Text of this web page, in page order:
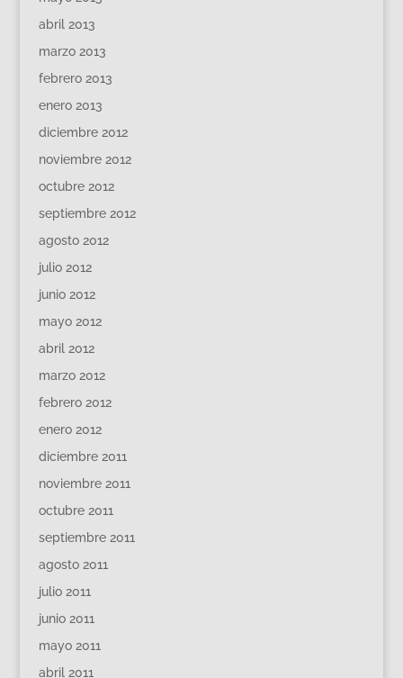
abril 2013
marzo 2013
febrero 2013
enero 2013
diciembre 2012
noviembre 2012
octubre 2012
septiembre 2012
agosto 2012
julio 2012
junio 2012
mayo 2012
abril 2012
marzo 2012
febrero 2012
enero 2012
diciembre 2011
noviembre 2011
octubre 2011
septiembre 2011
agosto 2011
julio 2011
junio 2011
mayo 2011
abril 2011